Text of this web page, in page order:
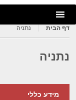
דף הבית נתניה
נתניה
מידע כללי